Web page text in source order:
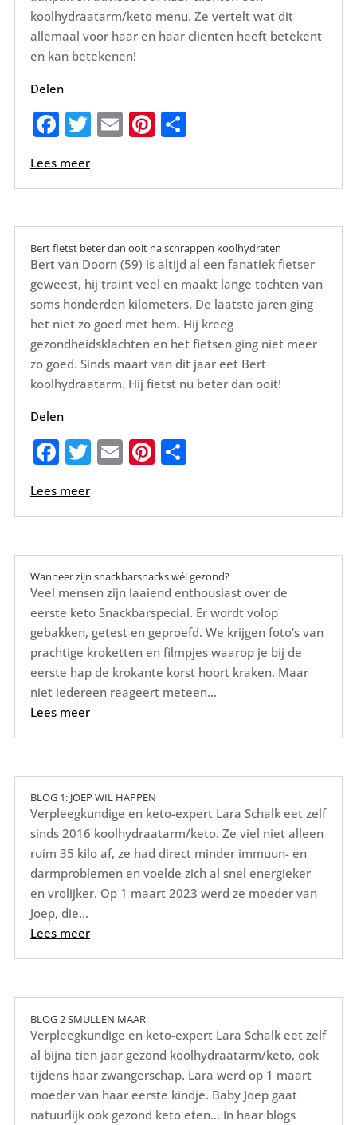
koolhydraatarm/keto menu. Ze vertelt wat dit
allemaal voor haar en haar cliënten heeft betekent
en kan betekenen!
Delen
F
c
e
b
o
o
k
T
te
r
E
l
Pi
e
st
D
n
Lees meer
Bert fietst beter dan ooit na schrappen koolhydraten
Bert van Doorn (59) is altijd al een fanatiek fietser
geweest, hij traint veel en maakt lange tochten van
soms honderden kilometers. De laatste jaren ging
het niet zo goed met hem. Hij kreeg
gezondheidsklachten en het fietsen ging niet meer
zo goed. Sinds maart van dit jaar eet Bert
koolhydraatarm. Hij fietst nu beter dan ooit!
Delen
F
c
e
b
o
o
k
T
te
r
E
l
Pi
e
st
D
n
Lees meer
Wanneer zijn snackbarsnacks wél gezond?
Veel mensen zijn laaiend enthousiast over de
eerste keto Snackbarspecial. Er wordt volop
gebakken, getest en geproefd. We krijgen foto’s van
prachtige kroketten en filmpjes waarop je bij de
eerste hap de krokante korst hoort kraken. Maar
niet iedereen reageert meteen...
Lees meer
BLOG 1: JOEP WIL HAPPEN
Verpleegkundige en keto-expert Lara Schalk eet zelf
sinds 2016 koolhydraatarm/keto. Ze viel niet alleen
ruim 35 kilo af, ze had direct minder immuun- en
darmproblemen en voelde zich al snel energieker
en vrolijker. Op 1 maart 2023 werd ze moeder van
Joep, die...
Lees meer
BLOG 2 SMULLEN MAAR
Verpleegkundige en keto-expert Lara Schalk eet zelf
al bijna tien jaar gezond koolhydraatarm/keto, ook
tijdens haar zwangerschap. Lara werd op 1 maart
moeder van haar eerste kindje. Baby Joep gaat
natuurlijk ook gezond keto eten… In haar blogs